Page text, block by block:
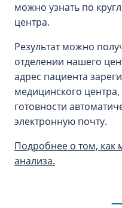
можно узнать по
центра.
Результат можно
отделении нашего
адрес пациента
медицинского центра,
готовности
электронную почту.
Подробнее о том, как
анализа.